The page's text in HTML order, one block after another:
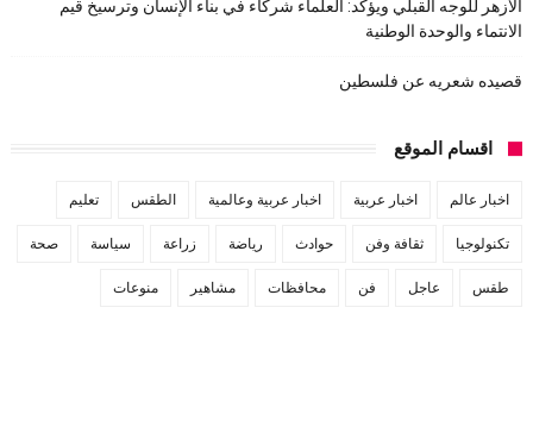
الأزهر للوجه القبلي ويؤكد: العلماء شركاء في بناء الإنسان وترسيخ قيم
الانتماء والوحدة الوطنية
قصيده شعريه عن فلسطين
اقسام الموقع
اخبار عالم اخبار عربية اخبار عربية وعالمية الطقس تعليم
تكنولوجيا ثقافة وفن حوادث رياضة زراعة سياسة صحة
طقس عاجل فن محافظات مشاهير منوعات